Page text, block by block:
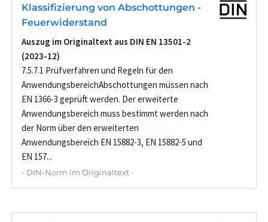
Klassifizierung von Abschottungen -
Feuerwiderstand
Auszug im Originaltext aus DIN EN 13501-2
(2023-12)
7.5.7.1 Prüfverfahren und Regeln für den
AnwendungsbereichAbschottungen müssen nach
EN 1366-3 geprüft werden. Der erweiterte
Anwendungsbereich muss bestimmt werden nach
der Norm über den erweiterten
Anwendungsbereich EN 15882-3, EN 15882-5 und
EN 157...
- DIN-Norm im Originaltext -